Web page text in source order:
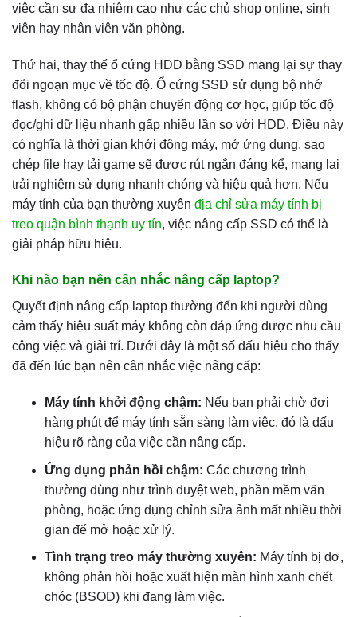
việc cần sự đa nhiệm cao như các chủ shop online, sinh
viên hay nhân viên văn phòng.
Thứ hai, thay thế ổ cứng HDD bằng SSD mang lại sự thay
đổi ngoạn mục về tốc độ. Ổ cứng SSD sử dụng bộ nhớ
flash, không có bộ phận chuyển động cơ học, giúp tốc độ
đọc/ghi dữ liệu nhanh gấp nhiều lần so với HDD. Điều này
có nghĩa là thời gian khởi động máy, mở ứng dụng, sao
chép file hay tải game sẽ được rút ngắn đáng kể, mang lại
trải nghiệm sử dụng nhanh chóng và hiệu quả hơn. Nếu
máy tính của bạn thường xuyên địa chỉ sửa máy tính bị
treo quận bình thạnh uy tín, việc nâng cấp SSD có thể là
giải pháp hữu hiệu.
Khi nào bạn nên cân nhắc nâng cấp laptop?
Quyết định nâng cấp laptop thường đến khi người dùng
cảm thấy hiệu suất máy không còn đáp ứng được nhu cầu
công việc và giải trí. Dưới đây là một số dấu hiệu cho thấy
đã đến lúc bạn nên cân nhắc việc nâng cấp:
Máy tính khởi động chậm: Nếu bạn phải chờ đợi
hàng phút để máy tính sẵn sàng làm việc, đó là dấu
hiệu rõ ràng của việc cần nâng cấp.
Ứng dụng phản hồi chậm: Các chương trình
thường dùng như trình duyệt web, phần mềm văn
phòng, hoặc ứng dụng chỉnh sửa ảnh mất nhiều thời
gian để mở hoặc xử lý.
Tình trạng treo máy thường xuyên: Máy tính bị đơ,
không phản hồi hoặc xuất hiện màn hình xanh chết
chóc (BSOD) khi đang làm việc.